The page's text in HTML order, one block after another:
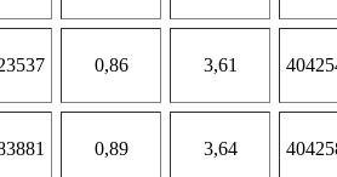
0,86 3,61
0,89 3,64